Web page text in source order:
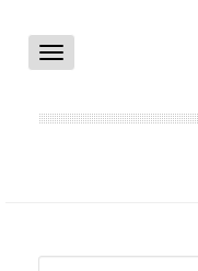
Toggle